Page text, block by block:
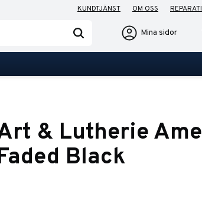
KUNDTJÄNST OM OSS
Mina sidor
& Lutherie
Black